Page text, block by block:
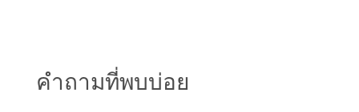
คำถามที่พบบ่อย